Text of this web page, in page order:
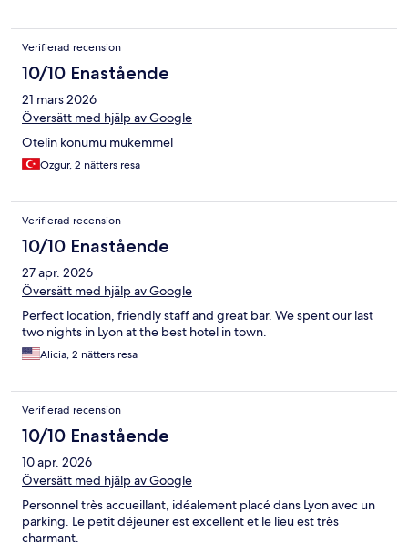
Verifierad recension
10/10 Enastående
21 mars 2026
Översätt med hjälp av Google
Otelin konumu mukemmel
Ozgur, 2 nätters resa
Verifierad recension
10/10 Enastående
27 apr. 2026
Översätt med hjälp av Google
Perfect location, friendly staff and great bar. We spent our last
two nights in Lyon at the best hotel in town.
Alicia, 2 nätters resa
Verifierad recension
10/10 Enastående
10 apr. 2026
Översätt med hjälp av Google
Personnel très accueillant, idéalement placé dans Lyon avec un
parking. Le petit déjeuner est excellent et le lieu est très
charmant.